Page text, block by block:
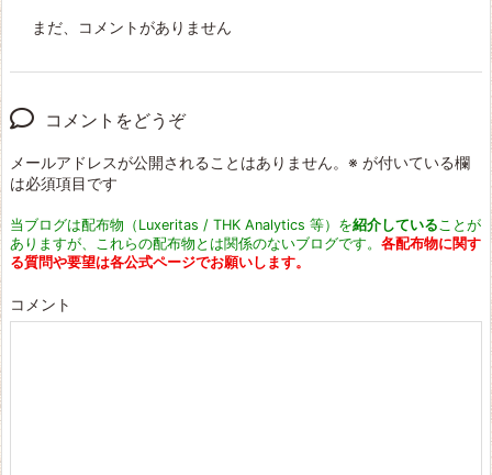
まだ、コメントがありません
コメントをどうぞ
メールアドレスが公開されることはありません。 ※ が付いている欄
は必須項目です
当ブログは配布物（Luxeritas / THK Analytics 等）を紹介していることが
ありますが、これらの配布物とは関係のないブログです。 各配布物に関す
る質問や要望は各公式ページでお願いします。
コメント